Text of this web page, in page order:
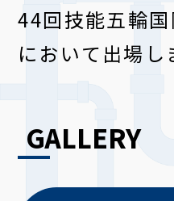
44回技能五輪
において出場し
GALLERY